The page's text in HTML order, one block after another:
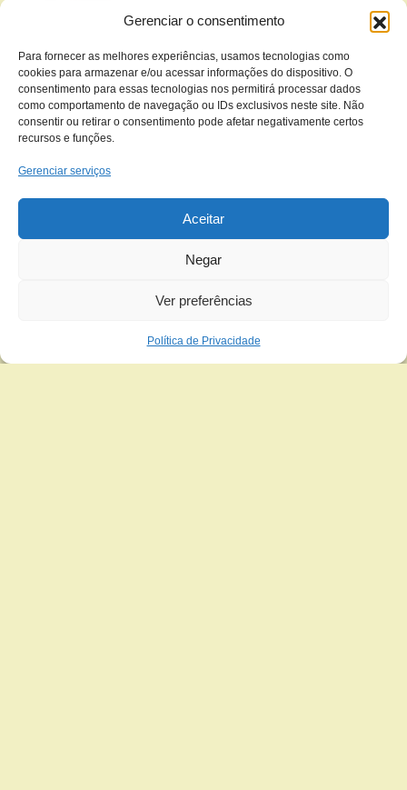
Gerenciar o consentimento
Para fornecer as melhores experiências, usamos tecnologias como
cookies para armazenar e/ou acessar informações do dispositivo. O
consentimento para essas tecnologias nos permitirá processar dados
como comportamento de navegação ou IDs exclusivos neste site. Não
consentir ou retirar o consentimento pode afetar negativamente certos
recursos e funções.
Gerenciar serviços
Aceitar
Negar
Ver preferências
Política de Privacidade
segurança
Contatos
+55 (91) 99185-2601
Avenida Governador José Malcher, 153, sala 307,
66035-065
Horário de
Atendimento
Segunda a sexta das 08:00 às 18:00